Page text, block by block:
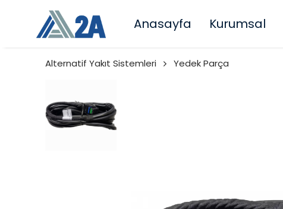
Anasayfa Kurumsal
Alternatif Yakıt Sistemleri Yedek Parça